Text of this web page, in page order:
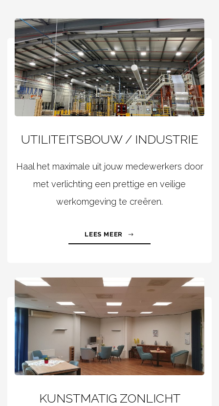
UTILITEITSBOUW / INDUSTRIE
Haal het maximale uit jouw medewerkers door
met verlichting een prettige en veilige
werkomgeving te creëren.
LEES MEER
KUNSTMATIG ZONLICHT